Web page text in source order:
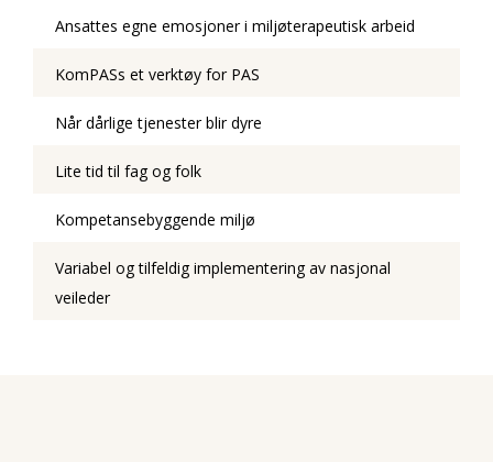
Ansattes egne emosjoner i miljøterapeutisk arbeid
KomPASs et verktøy for PAS
Når dårlige tjenester blir dyre
Lite tid til fag og folk
Kompetansebyggende miljø
Variabel og tilfeldig implementering av nasjonal
veileder